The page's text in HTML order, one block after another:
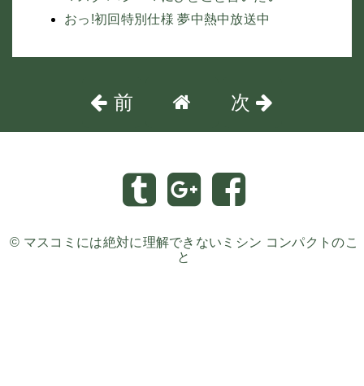
おっ!初回特別仕様 夢中熱中放送中
前 次
© マスコミには絶対に理解できないミシン コンパクトのこ
と